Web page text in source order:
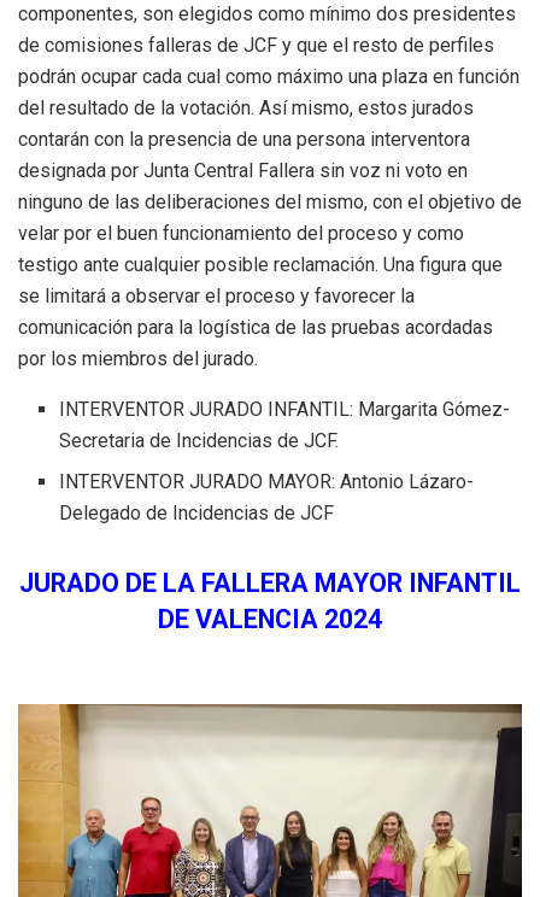
componentes, son elegidos como mínimo dos presidentes
de comisiones falleras de JCF y que el resto de perfiles
podrán ocupar cada cual como máximo una plaza en función
del resultado de la votación. Así mismo, estos jurados
contarán con la presencia de una persona interventora
designada por Junta Central Fallera sin voz ni voto en
ninguno de las deliberaciones del mismo, con el objetivo de
velar por el buen funcionamiento del proceso y como
testigo ante cualquier posible reclamación. Una figura que
se limitará a observar el proceso y favorecer la
comunicación para la logística de las pruebas acordadas
por los miembros del jurado.
INTERVENTOR JURADO INFANTIL: Margarita Gómez-
Secretaria de Incidencias de JCF.
INTERVENTOR JURADO MAYOR: Antonio Lázaro-
Delegado de Incidencias de JCF
JURADO DE LA FALLERA MAYOR INFANTIL
DE VALENCIA 2024